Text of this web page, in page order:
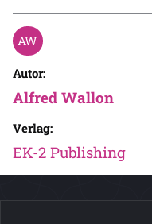
Autor:
Alfred Wallon
Verlag:
EK-2 Publishing